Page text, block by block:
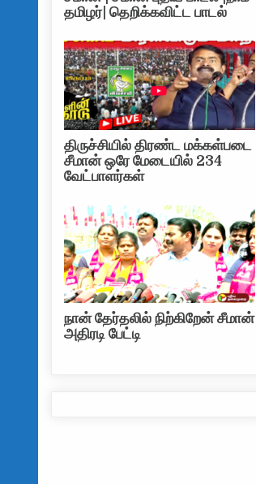
தமிழர்| தெறிக்கவிட்ட பாடல்
திருச்சியில் திரண்ட மக்கள்படை
சீமான் ஒரே மேடையில் 234
வேட்பாளர்கள்
நான் தேர்தலில் நிற்கிறேன் சீமான்
அதிரடி பேட்டி